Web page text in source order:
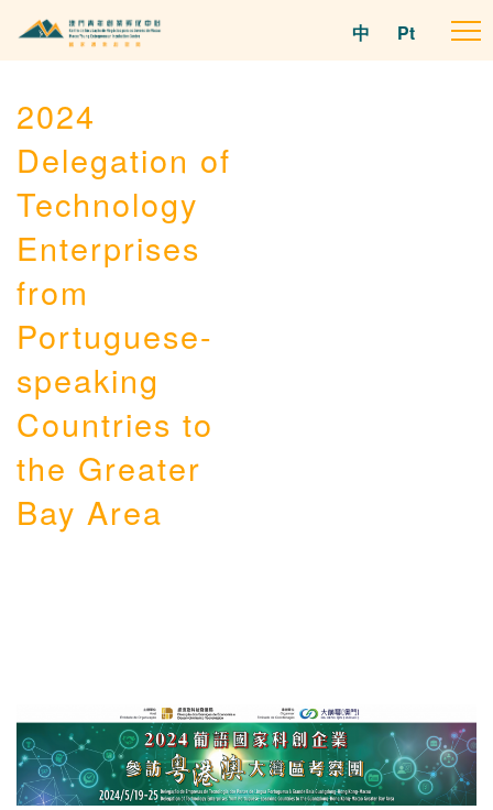
中 Pt
2024
Delegation of
Technology
Enterprises
from
Portuguese-
speaking
Countries to
the Greater
Bay Area